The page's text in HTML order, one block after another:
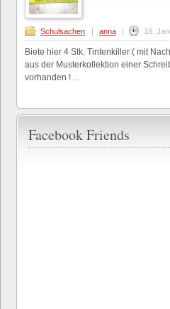
Schulsachen | anna | 18.
Biete hier 4 Stk. Tintenkiller ( mit
aus der Musterkollektion einer
vorhanden ! ...
Facebook Friends